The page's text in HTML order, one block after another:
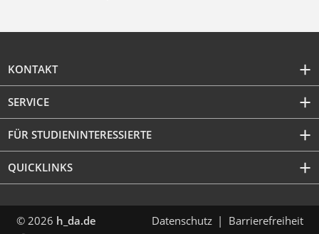
KONTAKT
SERVICE
FÜR STUDIENINTERESSIERTE
QUICKLINKS
© 2026 h_da.de Datenschutz Barrierefreiheit